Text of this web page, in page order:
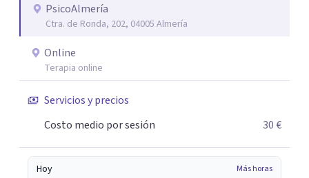
personalizado. Utilizo diferentes técnicas psicológicas
aunque mi especialidad es la hipnosis clínica, como
eficacia, reduciendo el tiempo de tratamiento y
consiguiendo cambios positivos desde la primera sesión.
¿Tienes dudas de cómo enfocaré tu problema o situación?
momento de dar el paso a una nueva etapa en tu vida.
PsicoAlmería
Ctra. de Ronda, 202, 04005 Almería
Online
Terapia online
Servicios y precios
Costo medio por sesión
30 €
Hoy Más horas